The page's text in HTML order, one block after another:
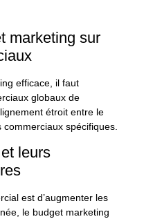
marketing sur
efficace, il faut
globaux de
étroit entre le
spécifiques.
leurs
est d’augmenter les
le budget marketing